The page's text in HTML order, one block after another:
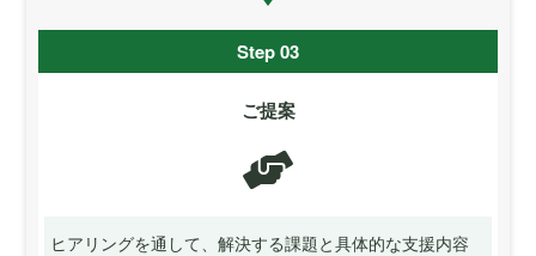
Step 03
ご提案
ヒアリングを通して、解決する課題と具体的な支援内容